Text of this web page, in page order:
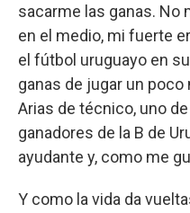
sacarme las ganas. No
en el medio, mi fuerte
el fútbol uruguayo en
ganas de jugar un poco
Arias de técnico, uno
ganadores de la B de
ayudante y, como me
Y como la vida da